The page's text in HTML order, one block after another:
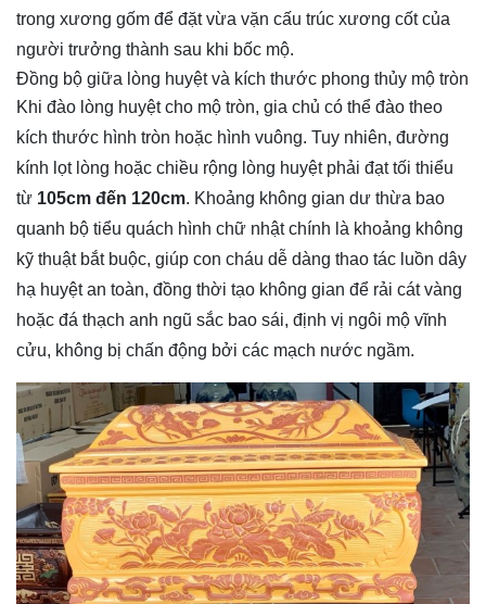
trong xương gốm để đặt vừa vặn cấu trúc xương cốt của
người trưởng thành sau khi bốc mộ.
Đồng bộ giữa lòng huyệt và kích thước phong thủy mộ tròn
Khi đào lòng huyệt cho mộ tròn, gia chủ có thể đào theo
kích thước hình tròn hoặc hình vuông. Tuy nhiên, đường
kính lọt lòng hoặc chiều rộng lòng huyệt phải đạt tối thiểu
từ 105cm đến 120cm. Khoảng không gian dư thừa bao
quanh bộ tiểu quách hình chữ nhật chính là khoảng không
kỹ thuật bắt buộc, giúp con cháu dễ dàng thao tác luồn dây
hạ huyệt an toàn, đồng thời tạo không gian để rải cát vàng
hoặc đá thạch anh ngũ sắc bao sái, định vị ngôi mộ vĩnh
cửu, không bị chấn động bởi các mạch nước ngầm.